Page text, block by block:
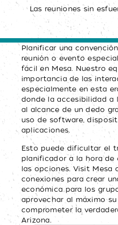
Las reuniones sin
Planificar una
reunión o evento
fácil en Mesa. Nuestro
importancia de las
especialmente en esta
donde la accesibilidad a
al alcance de un dedo
uso de software,
aplicaciones.
Esto puede dificultar el
planificador a la hora de
las opciones. Visit Mesa
conexiones para crear
económica para los
aprovechar al máximo
comprometer la
Arizona.